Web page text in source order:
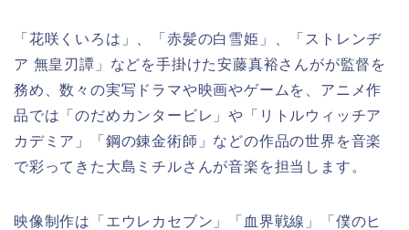
「花咲くいろは」、「赤髪の白雪姫」、「ストレンヂ
ア 無皇刃譚」などを手掛けた安藤真裕さんがが監督を
務め、数々の実写ドラマや映画やゲームを、アニメ作
品では「のだめカンタービレ」や「リトルウィッチア
カデミア」「鋼の錬金術師」などの作品の世界を音楽
で彩ってきた大島ミチルさんが音楽を担当します。
映像制作は「エウレカセブン」「血界戦線」「僕のヒ